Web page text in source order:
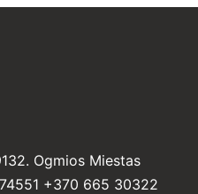
Ogmios Miestas
+370 665 30322